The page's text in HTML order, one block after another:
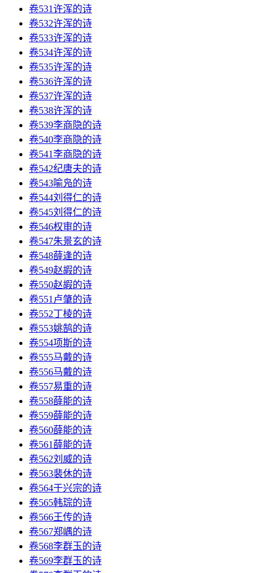
卷531许浑的诗
卷532许浑的诗
卷533许浑的诗
卷534许浑的诗
卷535许浑的诗
卷536许浑的诗
卷537许浑的诗
卷538许浑的诗
卷539李商隐的诗
卷540李商隐的诗
卷541李商隐的诗
卷542纪唐夫的诗
卷543喻凫的诗
卷544刘得仁的诗
卷545刘得仁的诗
卷546权审的诗
卷547朱景玄的诗
卷548薛逢的诗
卷549赵嘏的诗
卷550赵嘏的诗
卷551卢肇的诗
卷552丁棱的诗
卷553姚鹄的诗
卷554项斯的诗
卷555马戴的诗
卷556马戴的诗
卷557易重的诗
卷558薛能的诗
卷559薛能的诗
卷560薛能的诗
卷561薛能的诗
卷562刘威的诗
卷563裴休的诗
卷564于兴宗的诗
卷565韩琮的诗
卷566王传的诗
卷567郑嵎的诗
卷568李群玉的诗
卷569李群玉的诗